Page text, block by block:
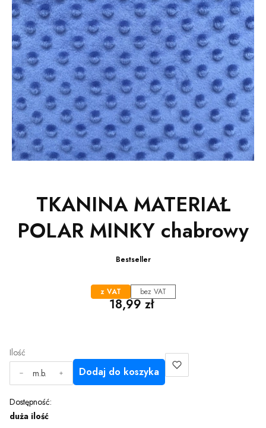
TKANINA MATERIAŁ
POLAR MINKY chabrowy
Bestseller
z VAT bez VAT
Cena
18,99 zł
Ilość
m.b.
Dodaj do koszyka
Dostępność:
duża ilość